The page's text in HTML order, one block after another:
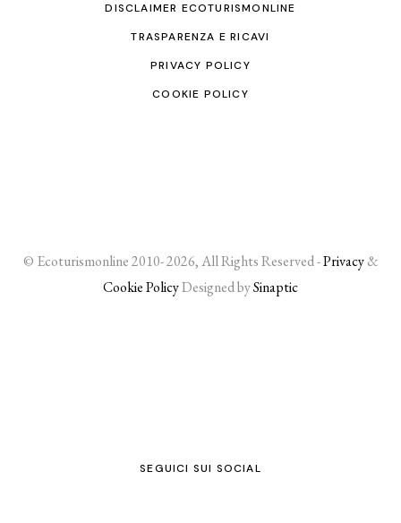
DISCLAIMER ECOTURISMONLINE
TRASPARENZA E RICAVI
PRIVACY POLICY
COOKIE POLICY
© Ecoturismonline 2010- 2026, All Rights Reserved -Privacy&
Cookie PolicyDesigned bySinaptic
SEGUICI SUI SOCIAL